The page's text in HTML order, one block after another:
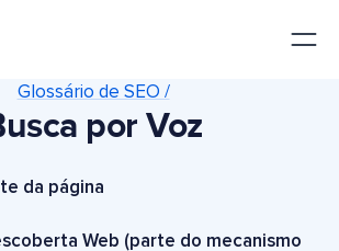
da página
Glossário de SEO /
por Voz
Web (parte do mecanismo